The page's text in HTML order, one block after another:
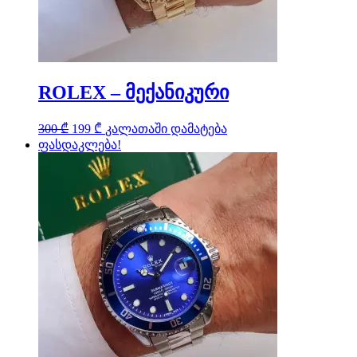
ROLEX – მექანიკური
300₾ Original
price
was:
300 ₾.
199 ₾ Current
price
is:
199 ₾.
კალათაში დამატება
ფასდაკლება!